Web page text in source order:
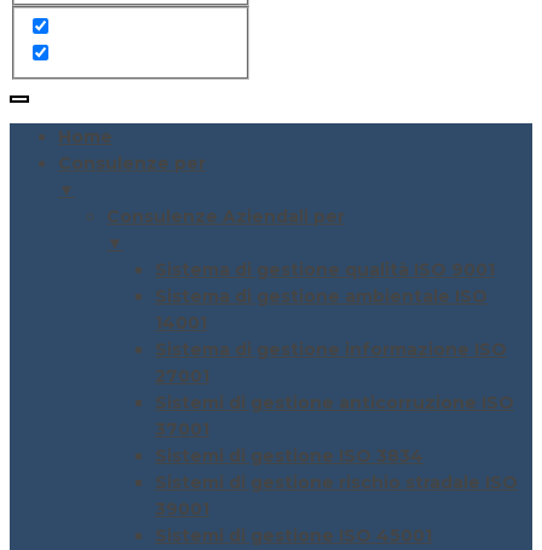
Home
Consulenze per
▼
Consulenze Aziendali per
▼
Sistema di gestione qualità ISO 9001
Sistema di gestione ambientale ISO
14001
Sistema di gestione informazione ISO
27001
Sistemi di gestione anticorruzione ISO
37001
Sistemi di gestione ISO 3834
Sistemi di gestione rischio stradale ISO
39001
Sistemi di gestione ISO 45001